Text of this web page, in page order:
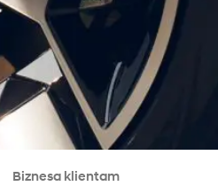
Biznesa klientam